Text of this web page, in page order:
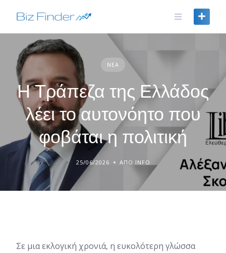
ΝΈΑ
Η Τράπεζα της Ελλάδος
λέει το αυτονόητο που
φοβάται η πολιτική
25/06/2026 ΑΠΌ INFO
Σε μια εκλογική χρονιά, η ευκολότερη γλώσσα